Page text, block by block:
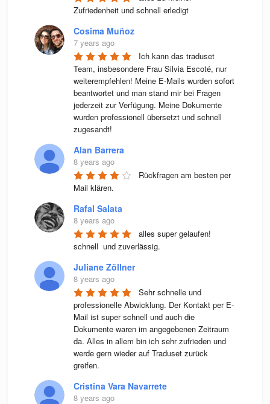
Zufriedenheit und schnell erledigt
Cosima Muñoz
7 years ago
Ich kann das traduset
Team, insbesondere Frau Silvia Escoté, nur
weiterempfehlen! Meine E-Mails wurden sofort
beantwortet und man stand mir bei Fragen
jederzeit zur Verfügung. Meine Dokumente
wurden professionell übersetzt und schnell
zugesandt!
Alan Barrera
8 years ago
Rückfragen am besten per
Mail klären.
Rafal Salata
8 years ago
alles super gelaufen!
schnell  und zuverlässig.
Juliane Zöllner
8 years ago
Sehr schnelle und
professionelle Abwicklung. Der Kontakt per E-
Mail ist super schnell und auch die
Dokumente waren im angegebenen Zeitraum
da. Alles in allem bin ich sehr zufrieden und
werde gern wieder auf Traduset zurück
greifen.
Cristina Vara Navarrete
8 years ago